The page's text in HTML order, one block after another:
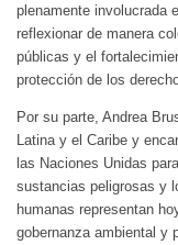
plenamente involucrada
reflexionar de manera
públicas y el
protección de los
Por su parte, Andrea
Latina y el Caribe y
las Naciones Unidas
sustancias peligrosas y
humanas representan
gobernanza ambiental y